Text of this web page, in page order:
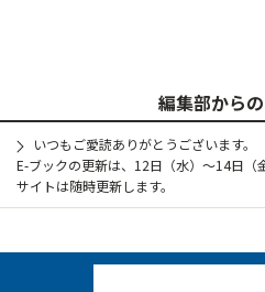
編集部から
いつもご愛読ありがとうございます。
E-ブックの更新は、12日（水）～14日（
サイトは随時更新します。